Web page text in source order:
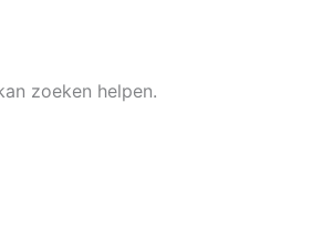
zoeken helpen.